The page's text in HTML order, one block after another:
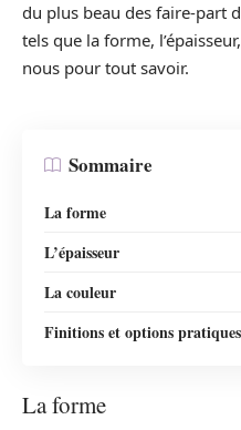
du plus beau des faire-part
tels que la forme,
nous pour tout savoir.
Sommaire
La forme
L’épaisseur
La couleur
Finitions et options
La forme